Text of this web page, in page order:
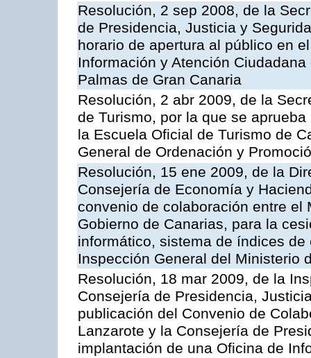
Resolución, 2 sep 2008, de la
de Presidencia, Justicia y
horario de apertura al público en
Información y Atención
Palmas de Gran Canaria
Resolución, 2 abr 2009, de la
de Turismo, por la que se
la Escuela Oficial de Turismo de
General de Ordenación y
Resolución, 15 ene 2009, de la
Consejería de Economía y
convenio de colaboración entre
Gobierno de Canarias, para la
informático, sistema de índices
Inspección General del Ministerio
Resolución, 18 mar 2009, de la
Consejería de Presidencia,
publicación del Convenio de
Lanzarote y la Consejería de
implantación de una Oficina de